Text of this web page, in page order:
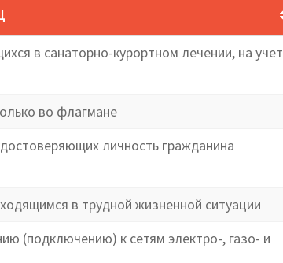
в санаторно-курортном лечении, на учет
во флагмане
личность гражданина
в трудной жизненной ситуации
(подключению) к сетям электро-, газо- и